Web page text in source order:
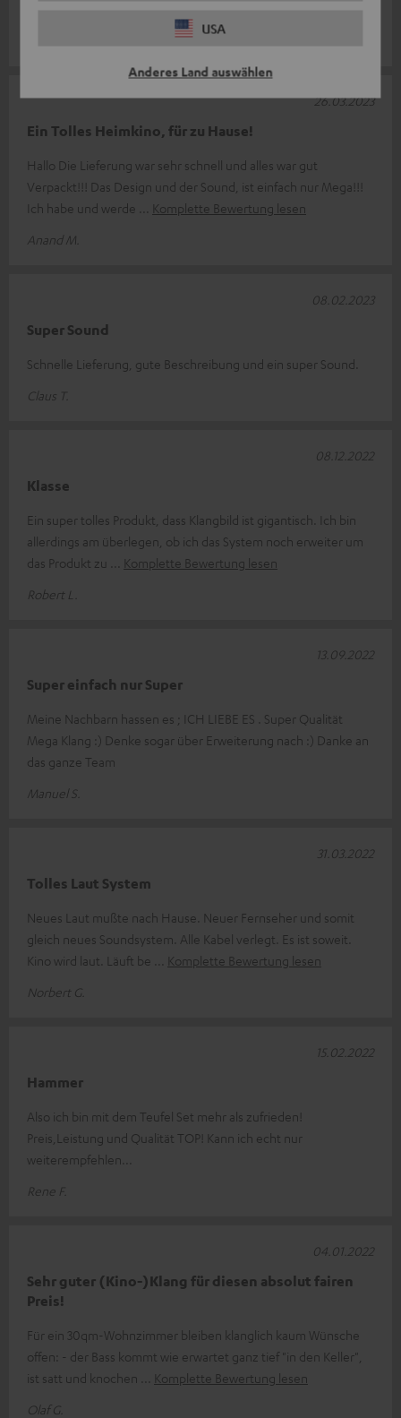
USA
Anderes Land auswählen
Ein Tolles Heimkino, für zu Hause!
Hallo Die Lieferung war sehr schnell und alles war gut
Verpackt!!! Das Design und der Sound, ist einfach nur Mega!!!
Ich habe und werde
Komplette Bewertung lesen
Anand M.
26.03.2023
Super Sound
Schnelle Lieferung, gute Beschreibung und ein super Sound.
Claus T.
08.02.2023
Klasse
Ein super tolles Produkt, dass Klangbild ist gigantisch. Ich bin
allerdings am überlegen, ob ich das System noch erweiter um
das Produkt zu
Komplette Bewertung lesen
Robert L.
08.12.2022
Super einfach nur Super
Meine Nachbarn hassen es ; ICH LIEBE ES . Super Qualität
Mega Klang :) Denke sogar über Erweiterung nach :) Danke an
das ganze Team
Manuel S.
13.09.2022
Tolles Laut System
Neues Laut mußte nach Hause. Neuer Fernseher und somit
gleich neues Soundsystem. Alle Kabel verlegt. Es ist soweit.
Kino wird laut. Läuft be
Komplette Bewertung lesen
Norbert G.
31.03.2022
Hammer
Also ich bin mit dem Teufel Set mehr als zufrieden!
Preis,Leistung und Qualität TOP! Kann ich echt nur
weiterempfehlen...
Rene F.
15.02.2022
Sehr guter (Kino-)Klang für diesen absolut fairen
Preis!
Für ein 30qm-Wohnzimmer bleiben klanglich kaum Wünsche
offen: - der Bass kommt wie erwartet ganz tief "in den Keller",
ist satt und knochen
Komplette Bewertung lesen
Olaf G.
04.01.2022